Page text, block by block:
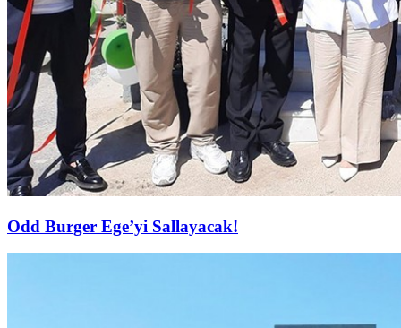
Odd Burger Ege’yi Sallayacak!